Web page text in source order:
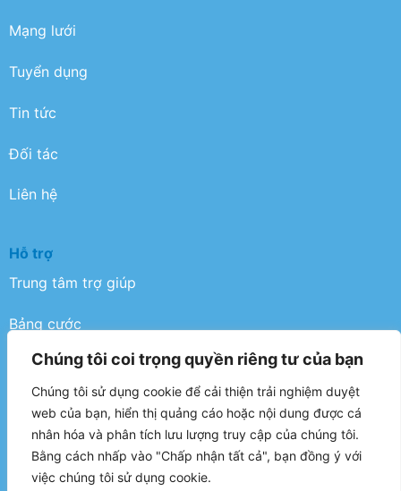
Chúng tôi coi trọng quyền riêng tư của bạn
Chúng tôi sử dụng cookie để cải thiện trải nghiệm duyệt
web của bạn, hiển thị quảng cáo hoặc nội dung được cá
nhân hóa và phân tích lưu lượng truy cập của chúng tôi.
Bằng cách nhấp vào "Chấp nhận tất cả", bạn đồng ý với
việc chúng tôi sử dụng cookie.
Mạng lưới
Tuyển dụng
Tin tức
Đối tác
Liên hệ
Hỗ trợ
Trung tâm trợ giúp
Bảng cước
Điều khoản
Chính sách bảo mật